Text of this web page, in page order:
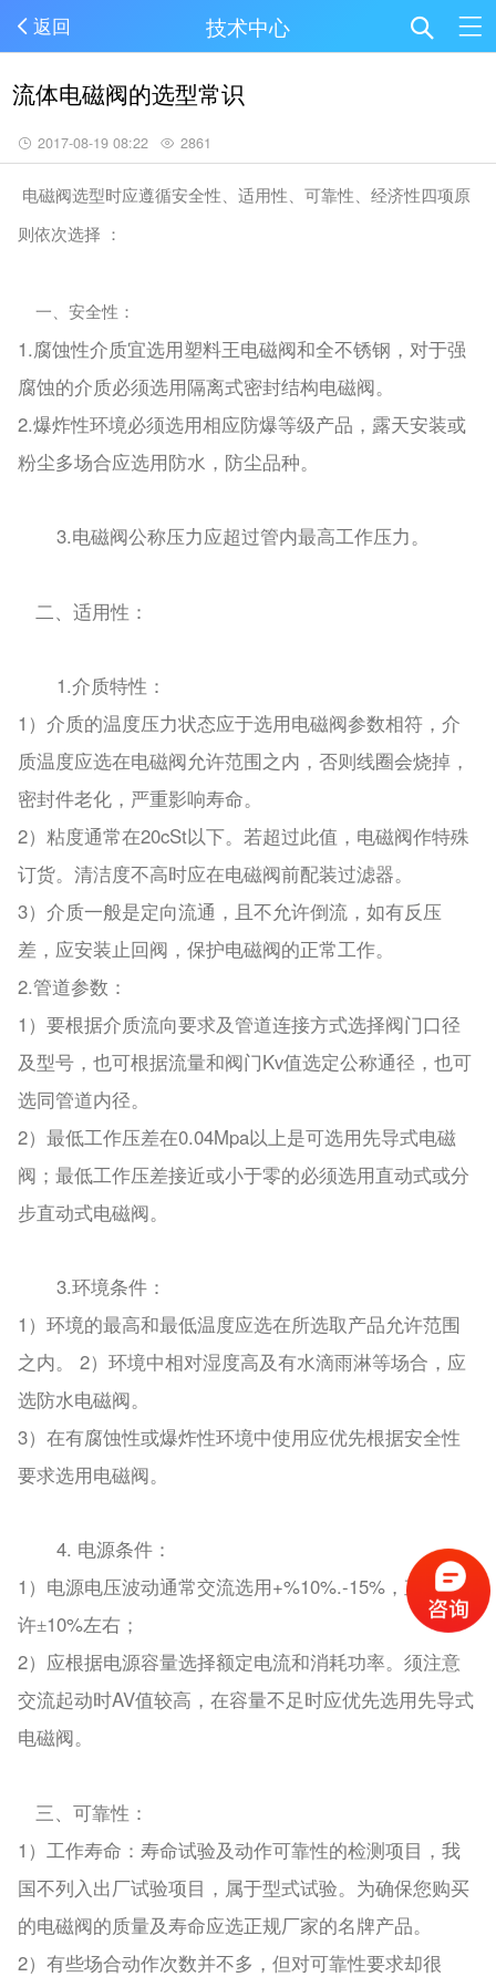
返回 技术中心
流体电磁阀的选型常识
2017-08-19 08:22 2861
电磁阀选型时应遵循安全性、适用性、可靠性、经济性四项原
则依次选择 ：
一、安全性：
1.腐蚀性介质宜选用塑料王电磁阀和全不锈钢，对于强
腐蚀的介质必须选用隔离式密封结构电磁阀。
2.爆炸性环境必须选用相应防爆等级产品，露天安装或
粉尘多场合应选用防水，防尘品种。
3.电磁阀公称压力应超过管内最高工作压力。
二、适用性：
1.介质特性：
1 ）介质的温度压力状态应于选用电磁阀参数相符，介
质温度应选在电磁阀允许范围之内，否则线圈会烧掉，
密封件老化，严重影响寿命。
2）粘度通常在20cSt以下。若超过此值，电磁阀作特殊
订货。清洁度不高时应在电磁阀前配装过滤器。
3）介质一般是定向流通，且不允许倒流，如有反压
差，应安装止回阀，保护电磁阀的正常工作。
2.管道参数：
1 ）要根据介质流向要求及管道连接方式选择阀门口径
及型号，也可根据流量和阀门Kv值选定公称通径，也可
选同管道内径。
2）最低工作压差在0.04Mpa以上是可选用先导式电磁
阀；最低工作压差接近或小于零的必须选用直动式或分
步直动式电磁阀。
3.环境条件：
1 ）环境的最高和最低温度应选在所选取产品允许范围
之内。
2）环境中相对湿度高及有水滴雨淋等场合，应
选防水电磁阀。
3）在有腐蚀性或爆炸性环境中使用应优先根据安全性
要求选用电磁阀。
4. 电源条件：
1 ）电源电压波动通常交流选用 +%10%.-15%，直流允
许±10%左右；
2）应根据电源容量选择额定电流和消耗功率。须注意
交流起动时AV值较高，在容量不足时应优先选用先导式
电磁阀。
三、可靠性：
1 ）工作寿命：寿命试验及动作可靠性的检测项目，我
国不列入出厂试验项目，属于型式试验。为确保您购买
的电磁阀的质量及寿命应选正规厂家的名牌产品。
2）有些场合动作次数并不多，但对可靠性要求却很